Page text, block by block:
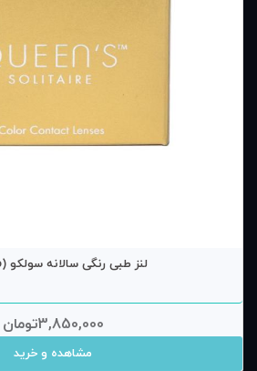
لنز طبی رنگی سالانه سولکو (Soleko)
3,850,000تومان
مشاهده و خرید